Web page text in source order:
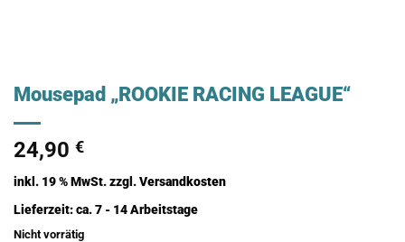
Mousepad „ROOKIE RACING LEAGUE“
24,90 €
inkl. 19 % MwSt.zzgl.Versandkosten
Lieferzeit:ca. 7 - 14 Arbeitstage
Nicht vorrätig